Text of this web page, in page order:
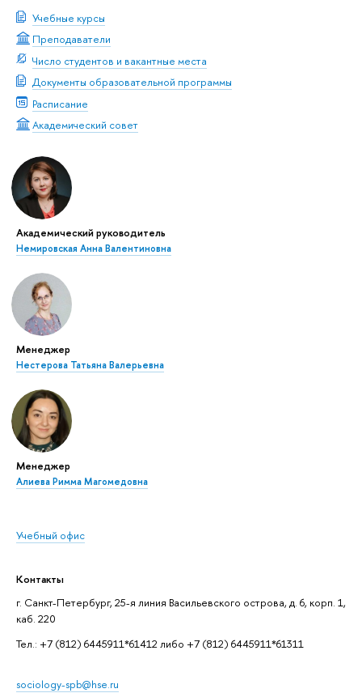
Учебные курсы
Преподаватели
Число студентов и вакантные места
Документы образовательной программы
Расписание
Академический совет
Академический руководитель
Немировская Анна Валентиновна
Менеджер
Нестерова Татьяна Валерьевна
Менеджер
Алиева Римма Магомедовна
Учебный офис
Контакты
г. Санкт-Петербург, 25-я линия Васильевского острова, д. 6, корп. 1,
каб. 220
Тел.: +7 (812) 6445911*61412 либо +7 (812) 6445911*61311
sociology-spb@hse.ru